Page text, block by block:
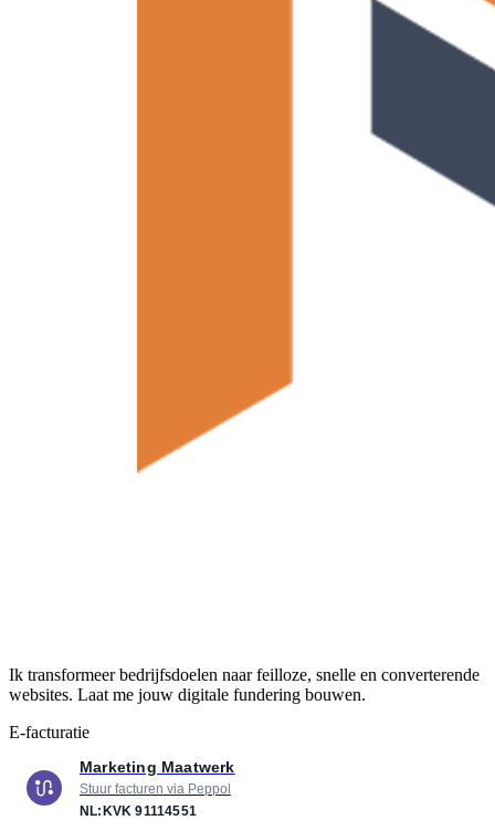
Ik transformeer bedrijfsdoelen naar feilloze, snelle en converterende
websites. Laat me jouw digitale fundering bouwen.
E-facturatie
Marketing Maatwerk
Stuur facturen via Peppol
NL:KVK 91114551